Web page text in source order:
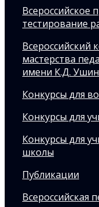
Всероссийское
тестирование
Всероссийский
мастерства
имени К.Д.
Конкурсы для
Конкурсы для
Конкурсы для
школы
Публикации
Всероссийская